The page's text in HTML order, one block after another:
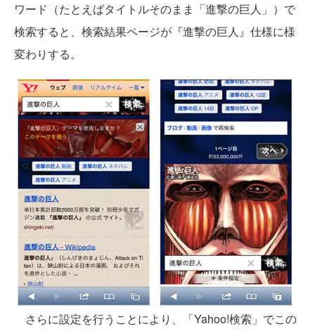
ワード（たとえばタイトルそのまま「進撃の巨人」）で
検索すると、検索結果ページが『進撃の巨人』仕様に様
変わりする。
さらに設定を行うことにより、「Yahoo!検索」でこの